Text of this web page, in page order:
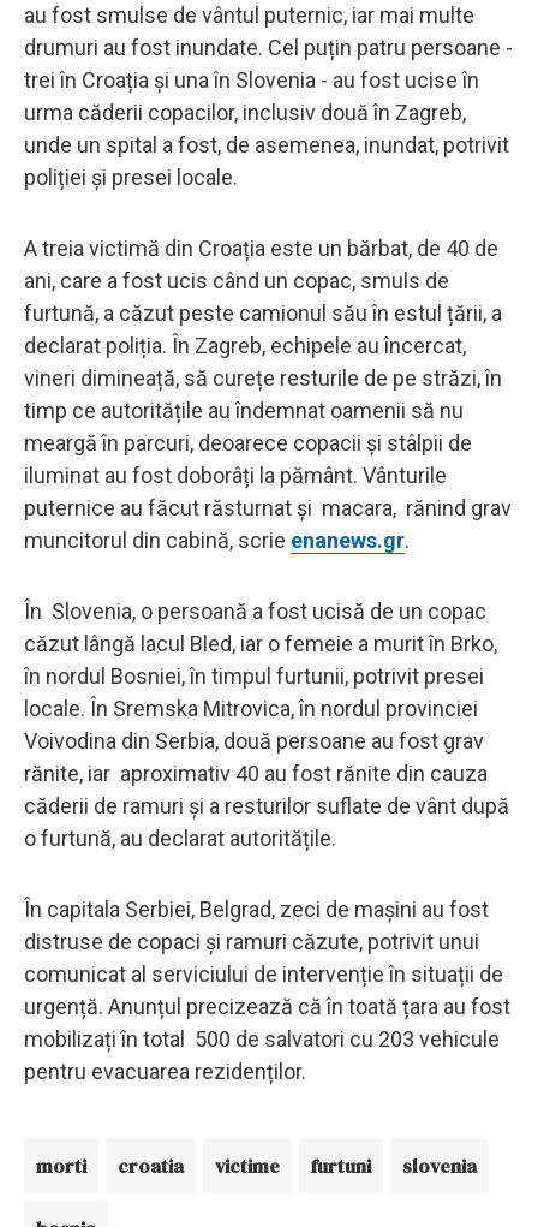
au fost smulse de vântul puternic, iar mai multe
drumuri au fost inundate. Cel puțin patru persoane -
trei în Croația și una în Slovenia - au fost ucise în
urma căderii copacilor, inclusiv două în Zagreb,
unde un spital a fost, de asemenea, inundat, potrivit
poliției și presei locale.
A treia victimă din Croația este un bărbat, de 40 de
ani, care a fost ucis când un copac, smuls de
furtună, a căzut peste camionul său în estul țării, a
declarat poliția. În Zagreb, echipele au încercat,
vineri dimineață, să curețe resturile de pe străzi, în
timp ce autoritățile au îndemnat oamenii să nu
meargă în parcuri, deoarece copacii și stâlpii de
iluminat au fost doborâți la pământ. Vânturile
puternice au făcut răsturnat și macara, rănind grav
muncitorul din cabină, scrie enanews.gr.
În Slovenia, o persoană a fost ucisă de un copac
căzut lângă lacul Bled, iar o femeie a murit în Brko,
în nordul Bosniei, în timpul furtunii, potrivit presei
locale. În Sremska Mitrovica, în nordul provinciei
Voivodina din Serbia, două persoane au fost grav
rănite, iar aproximativ 40 au fost rănite din cauza
căderii de ramuri și a resturilor suflate de vânt după
o furtună, au declarat autoritățile.
În capitala Serbiei, Belgrad, zeci de mașini au fost
distruse de copaci și ramuri căzute, potrivit unui
comunicat al serviciului de intervenție în situații de
urgență. Anunțul precizează că în toată țara au fost
mobilizați în total 500 de salvatori cu 203 vehicule
pentru evacuarea rezidenților.
morti croatia victime furtuni slovenia